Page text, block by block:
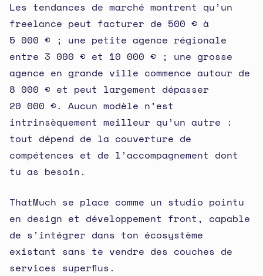
Les tendances de marché montrent qu’un
freelance peut facturer de 500 € à
5 000 € ; une petite agence régionale
entre 3 000 € et 10 000 € ; une grosse
agence en grande ville commence autour de
8 000 € et peut largement dépasser
20 000 €. Aucun modèle n’est
intrinsèquement meilleur qu’un autre :
tout dépend de la couverture de
compétences et de l’accompagnement dont
tu as besoin.
ThatMuch se place comme un studio pointu
en design et développement front, capable
de s’intégrer dans ton écosystème
existant sans te vendre des couches de
services superflus.